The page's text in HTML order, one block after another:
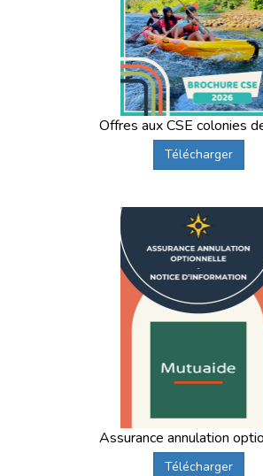
Offres aux CSE colonies
Télécharger
Assurance annulation
Télécharger